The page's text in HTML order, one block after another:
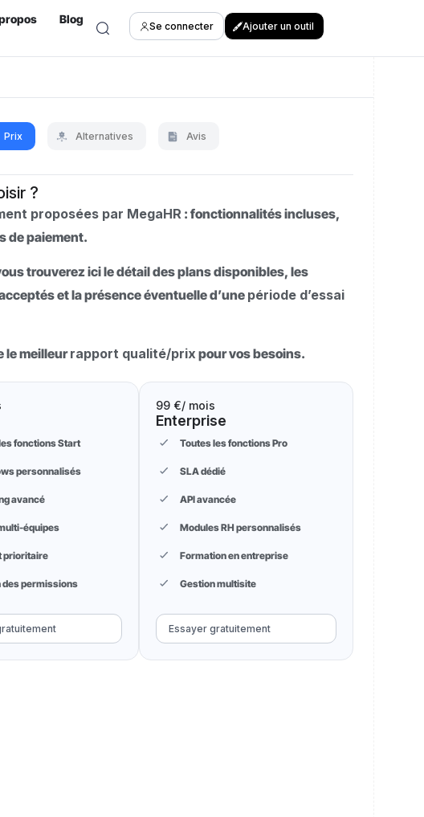
Blog
Se connecter Ajouter un outil
Prix Alternatives Avis
?
proposées par MegaHR : fonctionnalités incluses,
de paiement.
trouverez ici le détail des plans disponibles, les
et la présence éventuelle d’une période d’essai
le meilleurrapport qualité/prix pour vos besoins.
fonctions Start
personnalisés
avancé
équipes
prioritaire
des permissions
99 €/ mois
Enterprise
Toutes les fonctions Pro
SLA dédié
API avancée
Modules RH personnalisés
Formation en entreprise
Gestion multisite
Essayer gratuitement